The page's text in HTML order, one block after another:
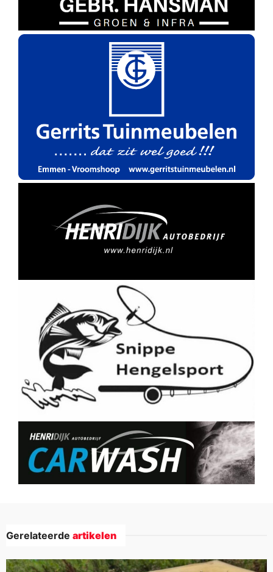
Gerelateerde artikelen